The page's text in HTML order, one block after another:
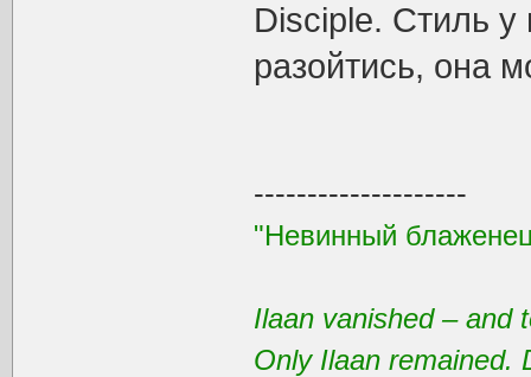
Disciple. Стиль у
разойтись, она
--------------------
"Невинный
Ilaan vanished – and
Only Ilaan remained.